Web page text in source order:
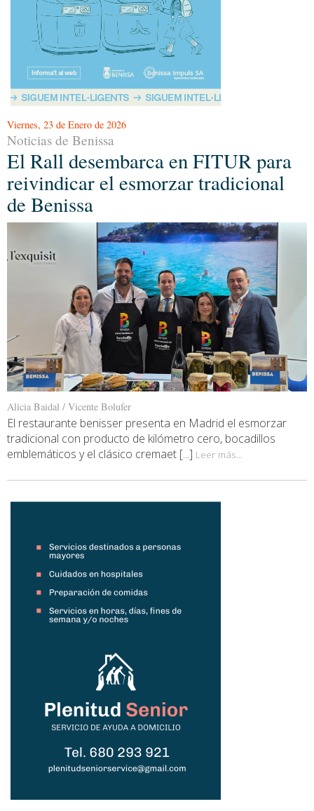
Viernes, 23 de Enero de 2026
Noticias de Benissa
El Rall desembarca en FITUR para
reivindicar el esmorzar tradicional
de Benissa
Alicia Baidal / Vicente Bolufer
El restaurante benisser presenta en Madrid el esmorzar
tradicional con producto de kilómetro cero, bocadillos
emblemáticos y el clásico cremaet [...] Leer más...